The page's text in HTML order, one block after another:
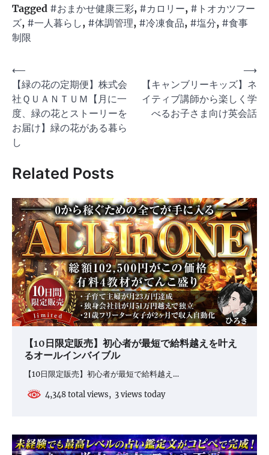
Tagged #おまかせ健康三彩, #カロリー, #トオカツフー
ズ, #一人暮らし, #体調管理, #冷凍食品, #塩分, #食事
制限
投
稿
ナ
ビ
ゲ
ー
シ
ョ
ン
⟵
【緑の花の定期便】株式会
社ＱＵＡＮＴＵＭ【月に一
度、緑の花とストーリーを
お届け】緑の花がある暮ら
し
【キャンブリーキッズ】ネ
イティブ講師から楽しく学
べるお子さま向け英会話
⟶
Related Posts
【10日限定販売】初心者が最短で給料越えを叶え
るオールインバイブル
【10日限定販売】初心者が最短で給料越え…
4,348 total views, 3 views today